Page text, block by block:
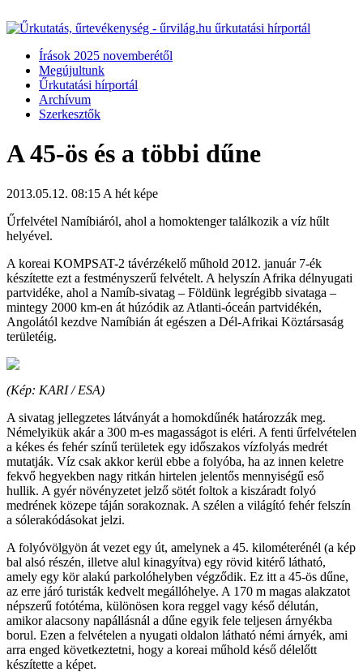
Írások 2025 novemberétől
Megújultunk
Űrkutatási hírportál
Archívum
Szerkesztők
A 45-ös és a többi dűne
2013.05.12. 08:15 A hét képe
Űrfelvétel Namíbiáról, ahol a homoktenger találkozik a víz hűlt
helyével.
A koreai KOMPSAT-2 távérzékelő műhold 2012. január 7-ék
készítette ezt a festményszerű felvételt. A helyszín Afrika délnyugati
partvidéke, ahol a Namíb-sivatag – Földünk legrégibb sivataga –
mintegy 2000 km-en át húzódik az Atlanti-óceán partvidékén,
Angolától kezdve Namíbián át egészen a Dél-Afrikai Köztársaság
területéig.
(Kép: KARI / ESA)
A sivatag jellegzetes látványát a homokdűnék határozzák meg.
Némelyikük akár a 300 m-es magasságot is eléri. A fenti űrfelvételen
a kékes és fehér színű területek egy időszakos vízfolyás medrét
mutatják. Víz csak akkor kerül ebbe a folyóba, ha az innen keletre
fekvő hegyekben nagy ritkán hirtelen jelentős mennyiségű eső
hullik. A gyér növényzetet jelző sötét foltok a kiszáradt folyó
medrének közepe táján sorakoznak. A szélen a világító fehér felszín
a sólerakódásokat jelzi.
A folyóvölgyön át vezet egy út, amelynek a 45. kilométerénél (a kép
bal alsó részén, illetve alul kinagyítva) egy rövid kitérő látható,
amely egy kör alakú parkolóhelyben végződik. Ez itt a 45-ös dűne,
az erre járó turisták kedvelt megállóhelye. A 170 m magas alakzatot
népszerű fotótéma, különösen kora reggel vagy késő délután,
amikor alacsony napállásnál a dűne egyik fele teljesen árnyékba
borul. Ezen a felvételen a nyugati oldalon látható némi árnyék, ami
arra enged következtetni, hogy a koreai műhold késő délelőtt
készítette a képet.